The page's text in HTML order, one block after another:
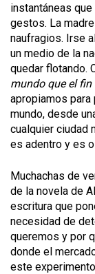
instantáneas
gestos. La
naufragios. Irse
un medio de la
quedar flotando.
mundo que el
apropiamos
mundo, desde
cualquier ciudad
es adentro y es
Muchachas de
de la novela de
escritura que
necesidad de
queremos y por
donde el
este